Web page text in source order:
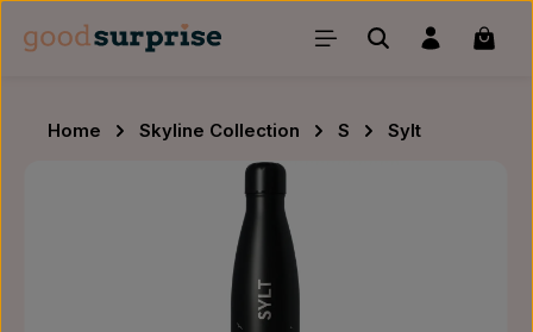
Zum Hauptinhalt springen
Home Skyline Collection S
Sylt